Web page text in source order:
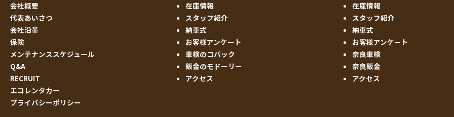
会社概要
代表あいさつ
会社沿革
保険
メンテナンススケジュール
Q&A
RECRUIT
エコレンタカー
プライバシーポリシー
在庫情報
スタッフ紹介
納車式
お客様アンケート
車検のコバック
鈑金のモドーリー
アクセス
在庫情報
スタッフ紹介
納車式
お客様アンケート
奈良車検
奈良鈑金
アクセス